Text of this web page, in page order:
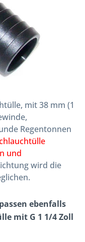
mit 38 mm (1
Regentonnen
und
wird die
ebenfalls
mit G 1 1/4 Zoll